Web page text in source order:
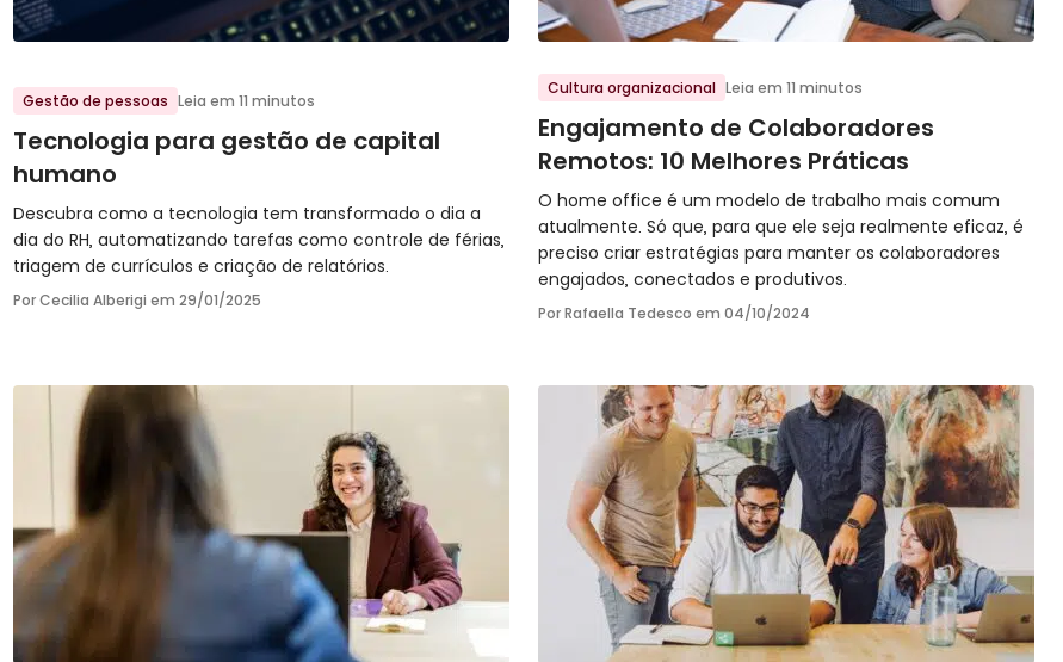
Gestão de pessoas Leia em 11 minutos
Tecnologia para gestão de capital
humano
Descubra como a tecnologia tem transformado o dia a
dia do RH, automatizando tarefas como controle de férias,
triagem de currículos e criação de relatórios.
Por Cecilia Alberigi em 29/01/2025
Cultura organizacional Leia em 11 minutos
Engajamento de Colaboradores
Remotos: 10 Melhores Práticas
O home office é um modelo de trabalho mais comum
atualmente. Só que, para que ele seja realmente eficaz, é
preciso criar estratégias para manter os colaboradores
engajados, conectados e produtivos.
Por Rafaella Tedesco em 04/10/2024